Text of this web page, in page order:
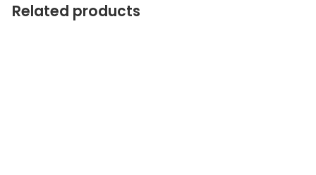
Related products